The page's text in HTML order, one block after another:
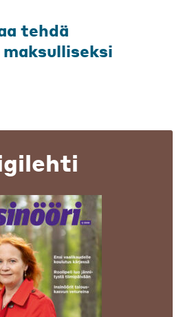
tehdä